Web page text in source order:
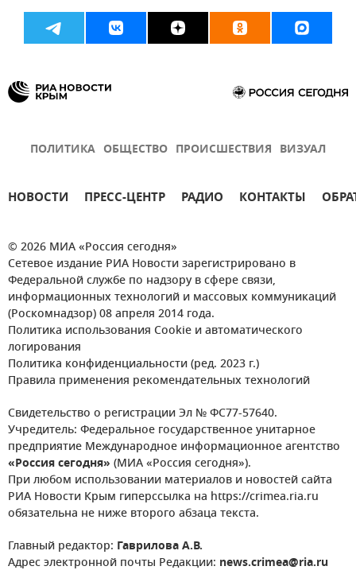
ПОЛИТИКА ОБЩЕСТВО ПРОИСШЕСТВИЯ ВИЗУАЛ
НОВОСТИ ПРЕСС-ЦЕНТР РАДИО КОНТАКТЫ
© 2026 МИА «Россия сегодня»
Сетевое издание РИА Новости зарегистрировано в
Федеральной службе по надзору в сфере связи,
информационных технологий и массовых коммуникаций
(Роскомнадзор) 08 апреля 2014 года.
Политика использования Cookie и автоматического
логирования
Политика конфиденциальности (ред. 2023 г.)
Правила применения рекомендательных технологий
Свидетельство о регистрации Эл № ФС77-57640.
Учредитель: Федеральное государственное унитарное
предприятие Международное информационное агентство
«Россия сегодня» (МИА «Россия сегодня»).
При любом использовании материалов и новостей сайта
РИА Новости Крым гиперссылка на https://crimea.ria.ru
обязательна не ниже второго абзаца текста.
Главный редактор: Гаврилова А.В.
Адрес электронной почты Редакции: news.crimea@ria.ru